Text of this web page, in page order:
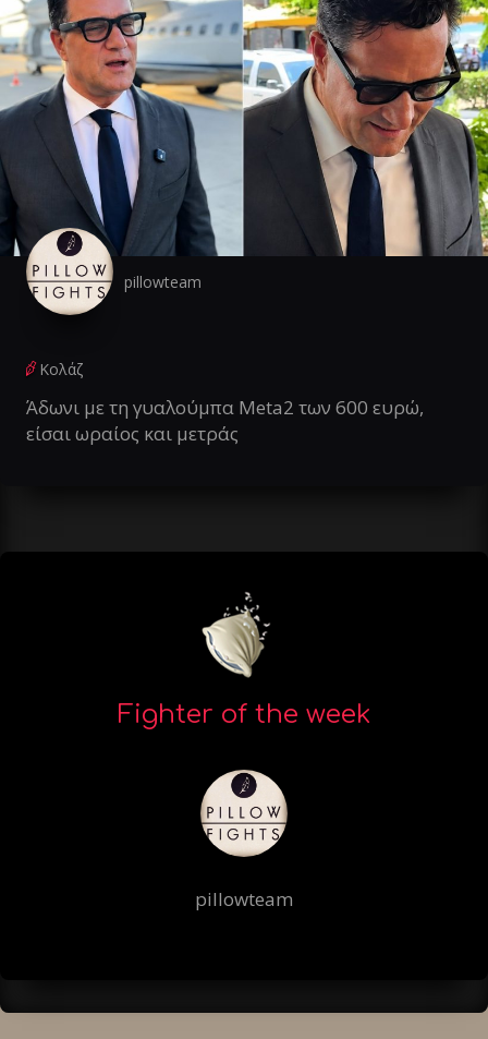
pillowteam
Κολάζ
Άδωνι με τη γυαλούμπα Meta2 των 600 ευρώ,
είσαι ωραίος και μετράς
Fighter of the week
pillowteam